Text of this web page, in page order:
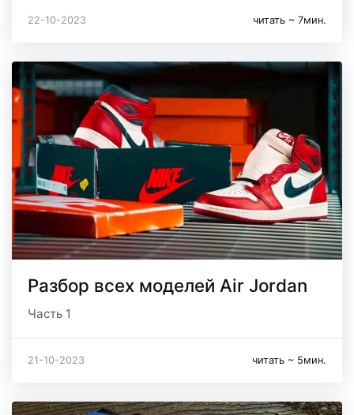
22-10-2023 читать ~ 7мин.
Разбор всех моделей Air Jordan
Часть 1
21-10-2023 читать ~ 5мин.